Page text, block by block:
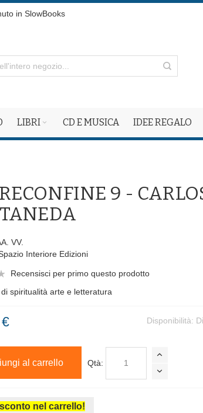
in SlowBooks
LIBRI CD E MUSICA IDEE REGALO
9 -
VV.
Interiore Edizioni
Recensisci per primo questo prodotto
spiritualità arte e letteratura
Disponibilità:
Qtà:
al carrello
nel carrello!